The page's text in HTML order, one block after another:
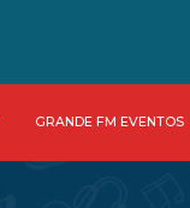
GRANDE FM EVENTOS